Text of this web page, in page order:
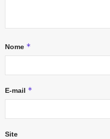
Nome *
E-mail *
Site